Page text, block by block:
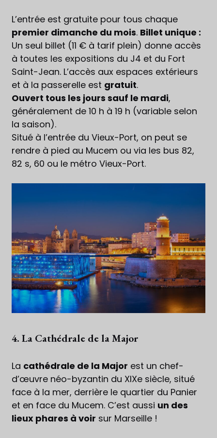
L’entrée est gratuite pour tous chaque
premier dimanche du mois. Billet unique :
Un seul billet (11 € à tarif plein) donne accès
à toutes les expositions du J4 et du Fort
Saint-Jean. L’accès aux espaces extérieurs
et à la passerelle est gratuit.
Ouvert tous les jours sauf le mardi,
généralement de 10 h à 19 h (variable selon
la saison).
Situé à l’entrée du Vieux-Port, on peut se
rendre à pied au Mucem ou via les bus 82,
82 s, 60 ou le métro Vieux-Port.
4. La Cathédrale de la Major
La cathédrale de la Major est un chef-
d’œuvre néo-byzantin du XIXe siècle, situé
face à la mer, derrière le quartier du Panier
et en face du Mucem. C’est aussi un des
lieux phares à voir sur Marseille !